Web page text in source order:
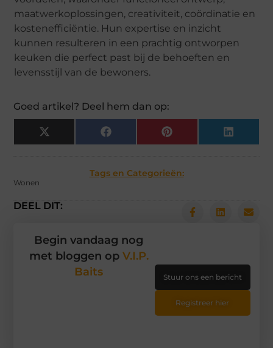
maatwerkoplossingen, creativiteit, coördinatie en
kostenefficiëntie. Hun expertise en inzicht
kunnen resulteren in een prachtig ontworpen
keuken die perfect past bij de behoeften en
levensstijl van de bewoners.
Goed artikel? Deel hem dan op:
X
(Twitter)
Facebook Pinterest LinkedIn
Tags en Categorieën:
Wonen
DEEL DIT:
Begin vandaag nog
met bloggen op V.I.P.
Baits
Stuur ons een bericht
Registreer hier